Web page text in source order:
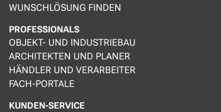
WUNSCHLÖSUNG FINDEN
PROFESSIONALS
OBJEKT- UND INDUSTRIEBAU
ARCHITEKTEN UND PLANER
HÄNDLER UND VERARBEITER
FACH-PORTALE
KUNDEN-SERVICE